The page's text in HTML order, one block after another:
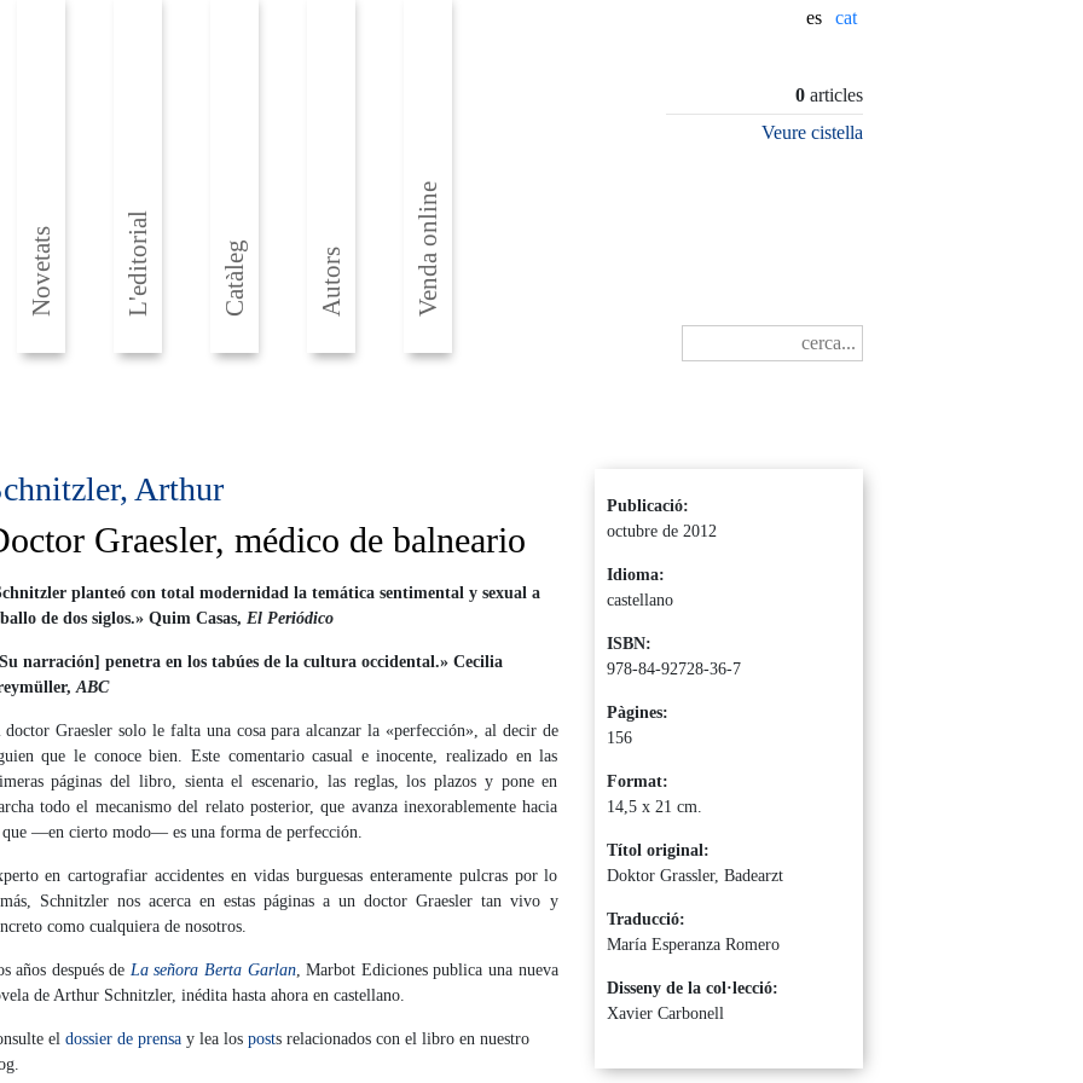
es
Novetats L'editorial Catàleg Autors Venda online
0articles
Veure cistella
Arthur
Graesler, médico de balneario
planteó con total modernidad la temática sentimental y sexual a
de dos siglos.» Quim Casas, El Periódico
narración] penetra en los tabúes de la cultura occidental.» Cecilia
ABC
Graesler solo le falta una cosa para alcanzar la «perfección», al decir de
que le conoce bien. Este comentario casual e inocente, realizado en las
páginas del libro, sienta el escenario, las reglas, los plazos y pone en
todo el mecanismo del relato posterior, que avanza inexorablemente hacia
—en cierto modo— es una forma de perfección.
en cartografiar accidentes en vidas burguesas enteramente pulcras por lo
Schnitzler nos acerca en estas páginas a un doctor Graesler tan vivo y
como cualquiera de nosotros.
años después de La señora Berta Garlan, Marbot Ediciones publica una nueva
de Arthur Schnitzler, inédita hasta ahora en castellano.
el dossier de prensay lea los posts relacionados con el libro en nuestro
Publicació:
octubre de 2012
Idioma:
castellano
ISBN:
978-84-92728-36-7
Pàgines:
156
Format:
14,5 x 21 cm.
Títol original:
Doktor Grassler, Badearzt
Traducció:
María Esperanza Romero
Disseny de la col·lecció:
Xavier Carbonell